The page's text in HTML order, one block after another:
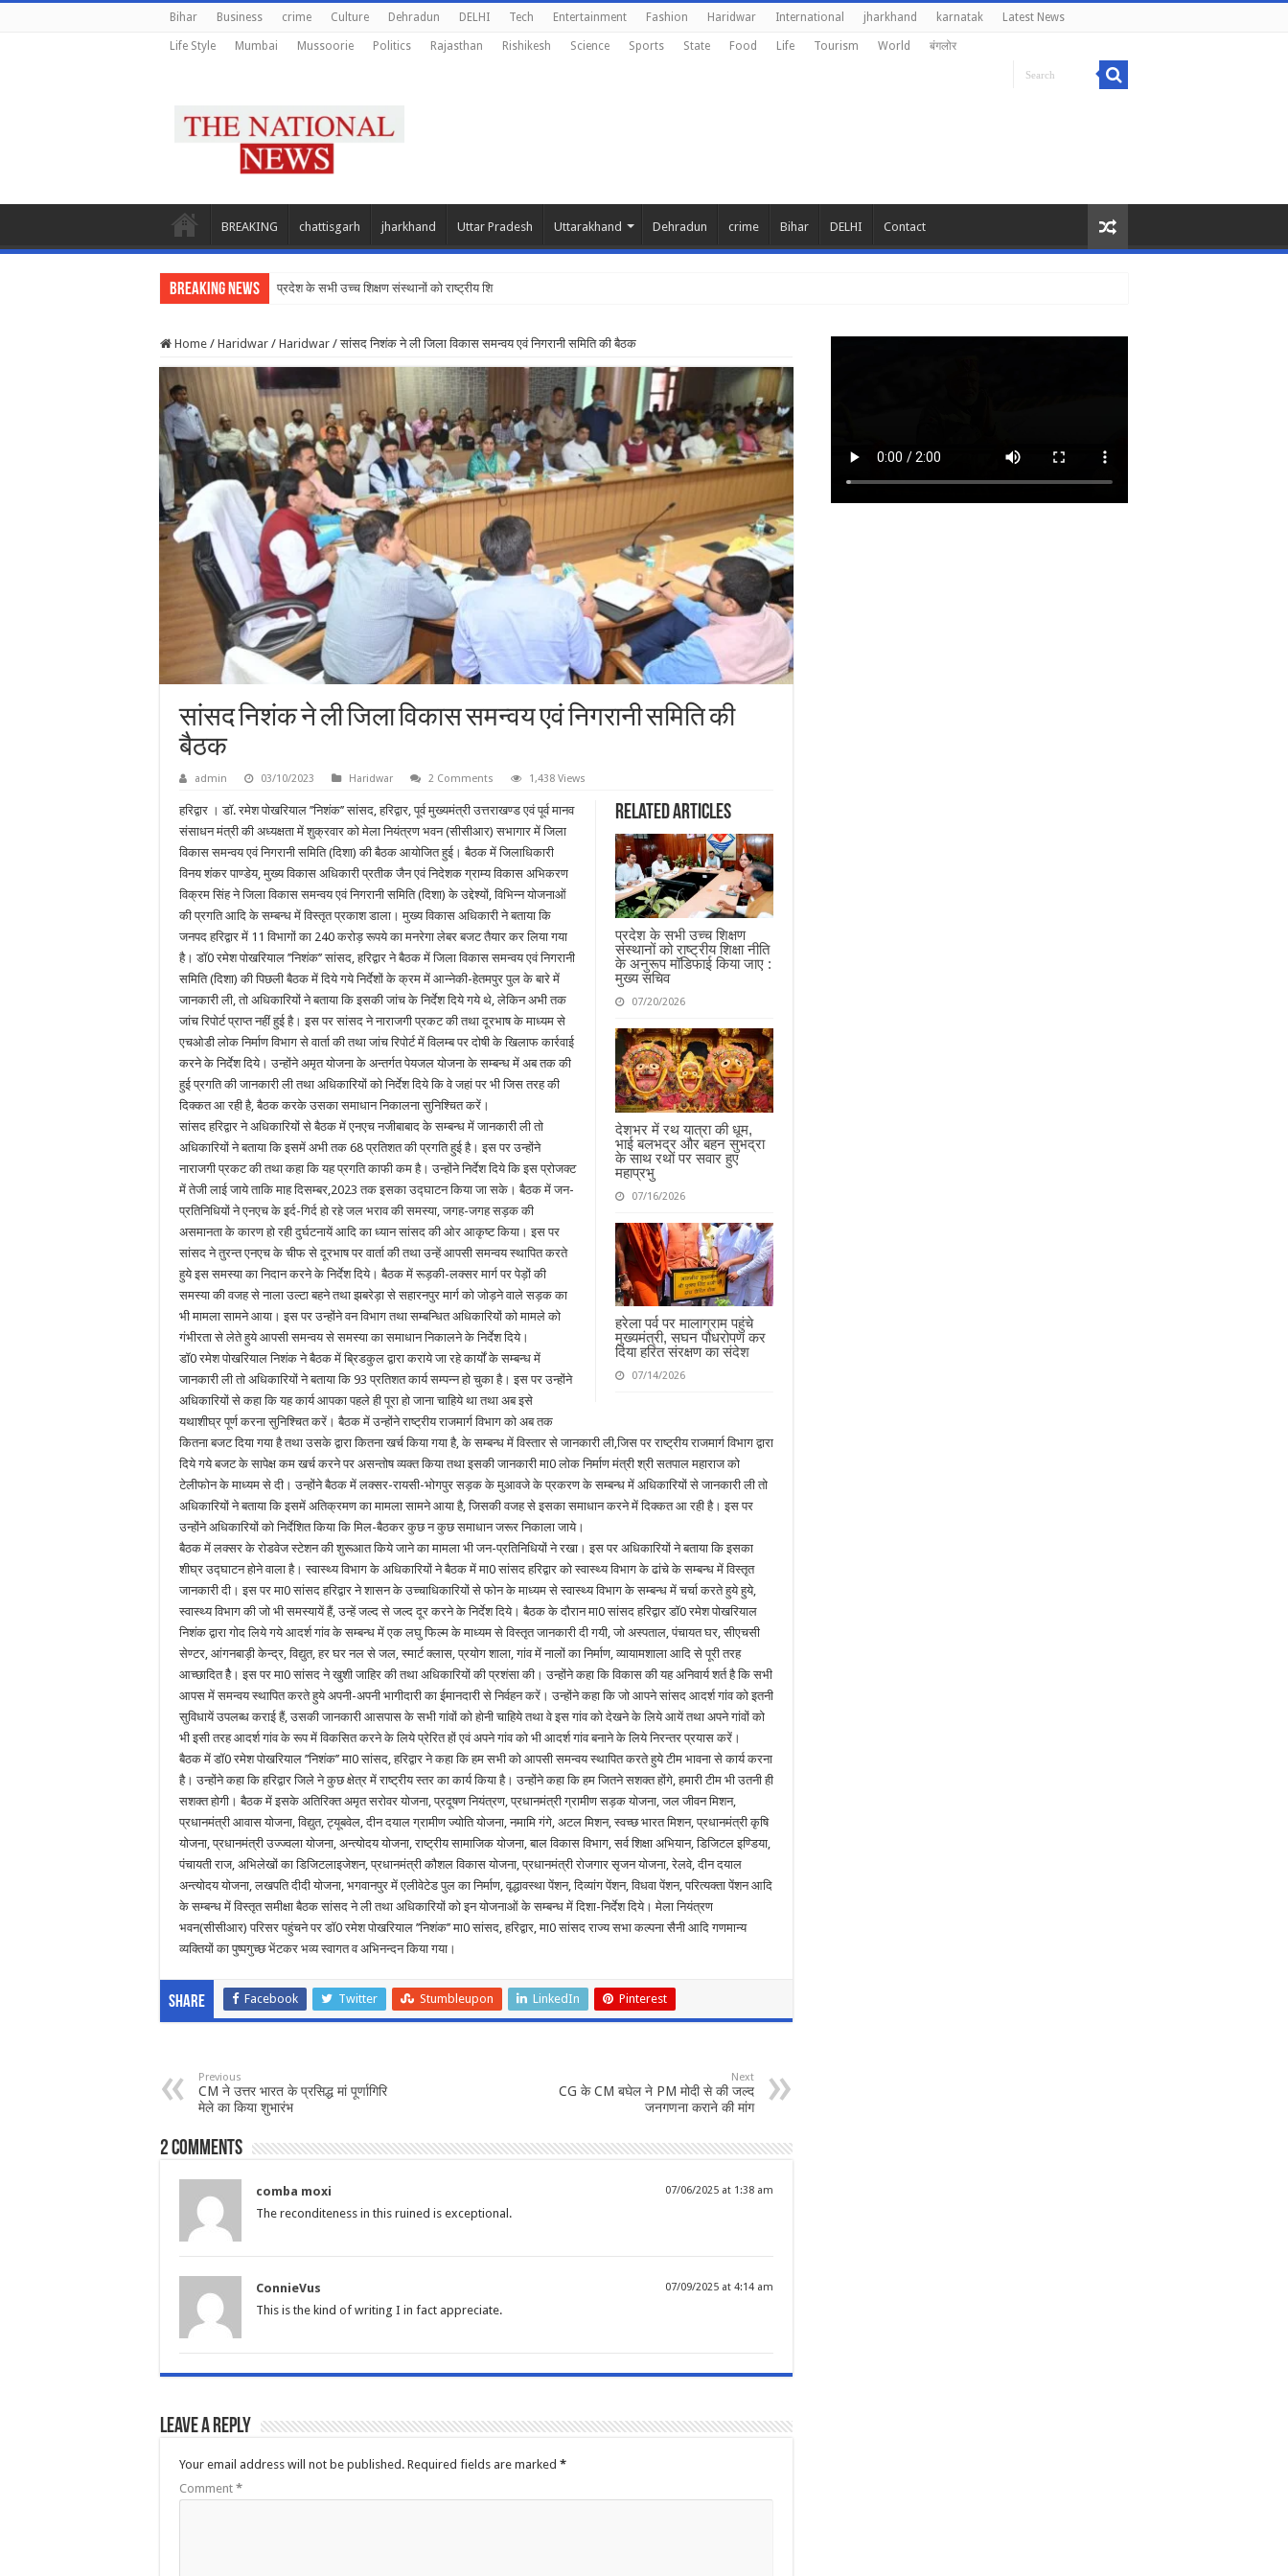
Bihar Business crime Culture Dehradun DELHI Tech Entertainment Fashion Haridwar International jharkhand karnatak Latest News
Life Style Mumbai Mussoorie Politics Rajasthan Rishikesh Science Sports State Food Life Tourism World बंगलोर
BREAKING chattisgarh jharkhand Uttar Pradesh Uttarakhand Dehradun crime Bihar DELHI Contact
Breaking News प्रदेश के सभी उच्च शिक्षण संस्थानों को राष्ट्रीय शिक्षा नीति के अनुरूप मॉ
Home / Haridwar / Haridwar / सांसद निशंक ने ली जिला विकास समन्वय एवं निगरानी समिति की बैठक
सांसद निशंक ने ली जिला विकास समन्वय एवं निगरानी समिति की
बैठक
admin 03/10/2023 Haridwar 2 Comments 1,438 Views
Related Articles
प्रदेश के सभी उच्च शिक्षण
संस्थानों को राष्ट्रीय शिक्षा नीति
के अनुरूप मॉडिफाई किया जाए :
मुख्य सचिव
07/20/2026
देशभर में रथ यात्रा की धूम,
भाई बलभद्र और बहन सुभद्रा
के साथ रथों पर सवार हुए
महाप्रभु
07/16/2026
हरेला पर्व पर मालाग्राम पहुंचे
मुख्यमंत्री, सघन पौधरोपण कर
दिया हरित संरक्षण का संदेश
07/14/2026
हरिद्वार । डॉ. रमेश पोखरियाल ’’निशंक’’ सांसद, हरिद्वार, पूर्व मुख्यमंत्री उत्तराखण्ड एवं पूर्व मानव
संसाधन मंत्री की अध्यक्षता में शुक्रवार को मेला नियंत्रण भवन (सीसीआर) सभागार में जिला
विकास समन्वय एवं निगरानी समिति (दिशा) की बैठक आयोजित हुई। बैठक में जिलाधिकारी
विनय शंकर पाण्डेय, मुख्य विकास अधिकारी प्रतीक जैन एवं निदेशक ग्राम्य विकास अभिकरण
विक्रम सिंह ने जिला विकास समन्वय एवं निगरानी समिति (दिशा) के उद्देश्यों, विभिन्न योजनाओं
की प्रगति आदि के सम्बन्ध में विस्तृत प्रकाश डाला। मुख्य विकास अधिकारी ने बताया कि
जनपद हरिद्वार में 11 विभागों का 240 करोड़ रूपये का मनरेगा लेबर बजट तैयार कर लिया गया
है। डॉ0 रमेश पोखरियाल ’’निशंक’’ सांसद, हरिद्वार ने बैठक में जिला विकास समन्वय एवं निगरानी
समिति (दिशा) की पिछली बैठक में दिये गये निर्देशों के क्रम में आन्नेकी-हेतमपुर पुल के बारे में
जानकारी ली, तो अधिकारियों ने बताया कि इसकी जांच के निर्देश दिये गये थे, लेकिन अभी तक
जांच रिपोर्ट प्राप्त नहीं हुई है। इस पर सांसद ने नाराजगी प्रकट की तथा दूरभाष के माध्यम से
एचओडी लोक निर्माण विभाग से वार्ता की तथा जांच रिपोर्ट में विलम्ब पर दोषी के खिलाफ कार्रवाई
करने के निर्देश दिये। उन्होंने अमृत योजना के अन्तर्गत पेयजल योजना के सम्बन्ध में अब तक की
हुई प्रगति की जानकारी ली तथा अधिकारियों को निर्देश दिये कि वे जहां पर भी जिस तरह की
दिक्कत आ रही है, बैठक करके उसका समाधान निकालना सुनिश्चित करें।
सांसद हरिद्वार ने अधिकारियों से बैठक में एनएच नजीबाबाद के सम्बन्ध में जानकारी ली तो
अधिकारियों ने बताया कि इसमें अभी तक 68 प्रतिशत की प्रगति हुई है। इस पर उन्होंने
नाराजगी प्रकट की तथा कहा कि यह प्रगति काफी कम है। उन्होंने निर्देश दिये कि इस प्रोजक्ट
में तेजी लाई जाये ताकि माह दिसम्बर,2023 तक इसका उद्घाटन किया जा सके। बैठक में जन-
प्रतिनिधियों ने एनएच के इर्द-गिर्द हो रहे जल भराव की समस्या, जगह-जगह सड़क की
असमानता के कारण हो रही दुर्घटनायें आदि का ध्यान सांसद की ओर आकृष्ट किया। इस पर
सांसद ने तुरन्त एनएच के चीफ से दूरभाष पर वार्ता की तथा उन्हें आपसी समन्वय स्थापित करते
हुये इस समस्या का निदान करने के निर्देश दिये। बैठक में रूड़की-लक्सर मार्ग पर पेड़ों की
समस्या की वजह से नाला उल्टा बहने तथा झबरेड़ा से सहारनपुर मार्ग को जोड़ने वाले सड़क का
भी मामला सामने आया। इस पर उन्होंने वन विभाग तथा सम्बन्धित अधिकारियों को मामले को
गंभीरता से लेते हुये आपसी समन्वय से समस्या का समाधान निकालने के निर्देश दिये।
डॉ0 रमेश पोखरियाल निशंक ने बैठक में ब्रिडकुल द्वारा कराये जा रहे कार्यों के सम्बन्ध में
जानकारी ली तो अधिकारियों ने बताया कि 93 प्रतिशत कार्य सम्पन्न हो चुका है। इस पर उन्होंने
अधिकारियों से कहा कि यह कार्य आपका पहले ही पूरा हो जाना चाहिये था तथा अब इसे
यथाशीघ्र पूर्ण करना सुनिश्चित करें। बैठक में उन्होंने राष्ट्रीय राजमार्ग विभाग को अब तक
कितना बजट दिया गया है तथा उसके द्वारा कितना खर्च किया गया है, के सम्बन्ध में विस्तार से जानकारी ली,जिस पर राष्ट्रीय राजमार्ग विभाग द्वारा
दिये गये बजट के सापेक्ष कम खर्च करने पर असन्तोष व्यक्त किया तथा इसकी जानकारी मा0 लोक निर्माण मंत्री श्री सतपाल महाराज को
टेलीफोन के माध्यम से दी। उन्होंने बैठक में लक्सर-रायसी-भोगपुर सड़क के मुआवजे के प्रकरण के सम्बन्ध में अधिकारियों से जानकारी ली तो
अधिकारियों ने बताया कि इसमें अतिक्रमण का मामला सामने आया है, जिसकी वजह से इसका समाधान करने में दिक्कत आ रही है। इस पर
उन्होंने अधिकारियों को निर्देशित किया कि मिल-बैठकर कुछ न कुछ समाधान जरूर निकाला जाये।
बैठक में लक्सर के रोडवेज स्टेशन की शुरूआत किये जाने का मामला भी जन-प्रतिनिधियों ने रखा। इस पर अधिकारियों ने बताया कि इसका
शीघ्र उद्घाटन होने वाला है। स्वास्थ्य विभाग के अधिकारियों ने बैठक में मा0 सांसद हरिद्वार को स्वास्थ्य विभाग के ढांचे के सम्बन्ध में विस्तृत
जानकारी दी। इस पर मा0 सांसद हरिद्वार ने शासन के उच्चाधिकारियों से फोन के माध्यम से स्वास्थ्य विभाग के सम्बन्ध में चर्चा करते हुये हुये,
स्वास्थ्य विभाग की जो भी समस्यायें हैं, उन्हें जल्द से जल्द दूर करने के निर्देश दिये। बैठक के दौरान मा0 सांसद हरिद्वार डॉ0 रमेश पोखरियाल
निशंक द्वारा गोद लिये गये आदर्श गांव के सम्बन्ध में एक लघु फिल्म के माध्यम से विस्तृत जानकारी दी गयी, जो अस्पताल, पंचायत घर, सीएचसी
सेण्टर, आंगनबाड़ी केन्द्र, विद्युत, हर घर नल से जल, स्मार्ट क्लास, प्रयोग शाला, गांव में नालों का निर्माण, व्यायामशाला आदि से पूरी तरह
आच्छादित हैै। इस पर मा0 सांसद ने खुशी जाहिर की तथा अधिकारियों की प्रशंसा की। उन्होंने कहा कि विकास की यह अनिवार्य शर्त है कि सभी
आपस में समन्वय स्थापित करते हुये अपनी-अपनी भागीदारी का ईमानदारी से निर्वहन करें। उन्होंने कहा कि जो आपने सांसद आदर्श गांव को इतनी
सुविधायें उपलब्ध कराई हैं, उसकी जानकारी आसपास के सभी गांवों को होनी चाहिये तथा वे इस गांव को देखने के लिये आयें तथा अपने गांवों को
भी इसी तरह आदर्श गांव के रूप में विकसित करने के लिये प्रेरित हों एवं अपने गांव को भी आदर्श गांव बनाने के लिये निरन्तर प्रयास करें।
बैठक में डॉ0 रमेश पोखरियाल ’’निशंक’’ मा0 सांसद, हरिद्वार ने कहा कि हम सभी को आपसी समन्वय स्थापित करते हुये टीम भावना से कार्य करना
है। उन्होंने कहा कि हरिद्वार जिले ने कुछ क्षेत्र में राष्ट्रीय स्तर का कार्य किया है। उन्होंने कहा कि हम जितने सशक्त होंगे, हमारी टीम भी उतनी ही
सशक्त होगी। बैठक में इसके अतिरिक्त अमृत सरोवर योजना, प्रदूषण नियंत्रण, प्रधानमंत्री ग्रामीण सड़क योजना, जल जीवन मिशन,
प्रधानमंत्री आवास योजना, विद्युत, ट्यूबवेल, दीन दयाल ग्रामीण ज्योति योजना, नमामि गंगे, अटल मिशन, स्वच्छ भारत मिशन, प्रधानमंत्री कृषि
योजना, प्रधानमंत्री उज्ज्वला योजना, अन्त्योदय योजना, राष्ट्रीय सामाजिक योजना, बाल विकास विभाग, सर्व शिक्षा अभियान, डिजिटल इण्डिया,
पंचायती राज, अभिलेखों का डिजिटलाइजेशन, प्रधानमंत्री कौशल विकास योजना, प्रधानमंत्री रोजगार सृजन योजना, रेलवे, दीन दयाल
अन्त्योदय योजना, लखपति दीदी योजना, भगवानपुर में एलीवेटेड पुल का निर्माण, वृद्धावस्था पेंशन, दिव्यांग पेंशन, विधवा पेंशन, परित्यक्ता पेंशन आदि
के सम्बन्ध में विस्तृत समीक्षा बैठक सांसद ने ली तथा अधिकारियों को इन योजनाओं के सम्बन्ध में दिशा-निर्देश दिये। मेला नियंत्रण
भवन(सीसीआर) परिसर पहुंचने पर डॉ0 रमेश पोखरियाल ’’निशंक’’ मा0 सांसद, हरिद्वार, मा0 सांसद राज्य सभा कल्पना सैनी आदि गणमान्य
व्यक्तियों का पुष्पगुच्छ भेंटकर भव्य स्वागत व अभिनन्दन किया गया।
Share Facebook Twitter Stumbleupon LinkedIn Pinterest
Previous
CM ने उत्तर भारत के प्रसिद्ध मां पूर्णागिरि
मेले का किया शुभारंभ
Next
CG के CM बघेल ने PM मोदी से की जल्द
जनगणना कराने की मांग
2 comments
comba moxi 07/06/2025 at 1:38 am
The reconditeness in this ruined is exceptional.
ConnieVus 07/09/2025 at 4:14 am
This is the kind of writing I in fact appreciate.
Leave a Reply
Your email address will not be published. Required fields are marked *
Comment *